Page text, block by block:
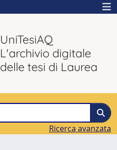
UniTesiAQ
L'archivio digitale
delle tesi di Laurea
Ricerca avanzata